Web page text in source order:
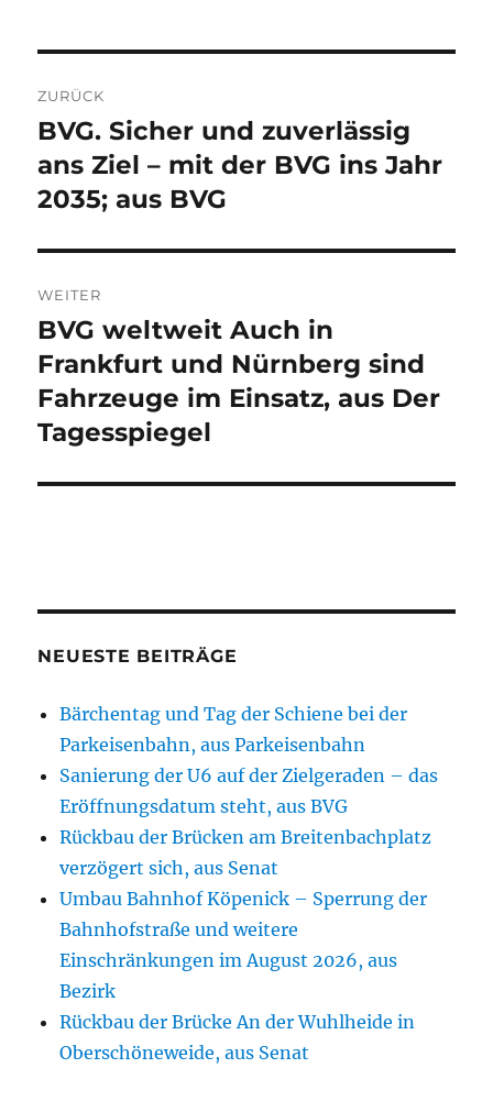
ZURÜCK
Vorheriger
Beitrag:
BVG. Sicher und zuverlässig
ans Ziel – mit der BVG ins Jahr
2035; aus BVG
WEITER
Nächster
Beitrag:
BVG weltweit Auch in
Frankfurt und Nürnberg sind
Fahrzeuge im Einsatz, aus Der
Tagesspiegel
NEUESTE BEITRÄGE
Bärchentag und Tag der Schiene bei der
Parkeisenbahn, aus Parkeisenbahn
Sanierung der U6 auf der Zielgeraden – das
Eröffnungsdatum steht, aus BVG
Rückbau der Brücken am Breitenbachplatz
verzögert sich, aus Senat
Umbau Bahnhof Köpenick – Sperrung der
Bahnhofstraße und weitere
Einschränkungen im August 2026, aus
Bezirk
Rückbau der Brücke An der Wuhlheide in
Oberschöneweide, aus Senat